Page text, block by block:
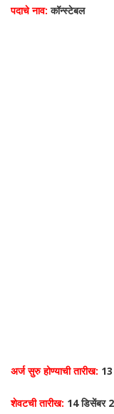
पदाचे नाव: कॉन्स्टेबल
अर्ज सुरु होण्याची तारीख: 13
शेवटची तारीख: 14 डिसेंबर